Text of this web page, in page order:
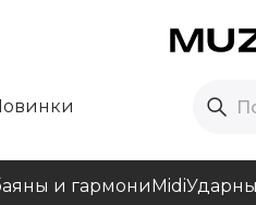
и гармониMidi